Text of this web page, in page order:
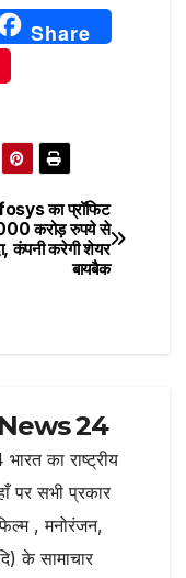
Share
का प्रॉफिट
करोड़ रुपये से
कंपनी करेगी शेयर
बायबैक
24
का राष्ट्रीय
पर सभी प्रकार
, मनोरंजन,
के सामाचार